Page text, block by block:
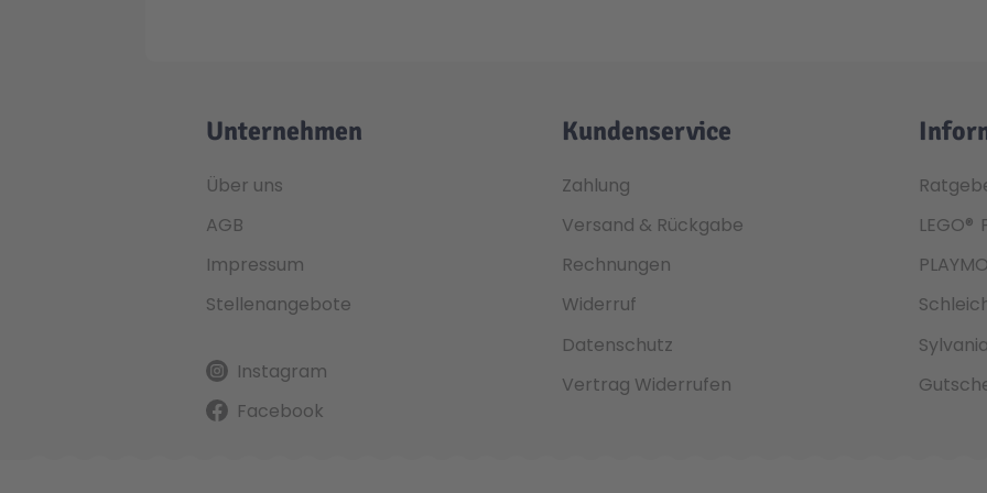
Unternehmen
Über uns
AGB
Impressum
Stellenangebote
Instagram
Facebook
Kundenservice
Zahlung
Versand & Rückgabe
Rechnungen
Widerruf
Datenschutz
Vertrag Widerrufen
LEGO®